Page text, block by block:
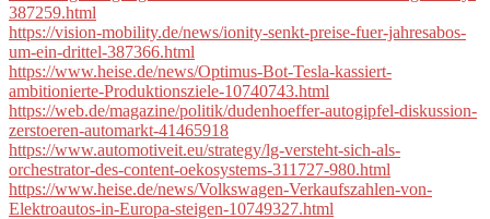
387259.html
https://vision-mobility.de/news/ionity-senkt-preise-fuer-jahresabos-
um-ein-drittel-387366.html
https://www.heise.de/news/Optimus-Bot-Tesla-kassiert-
ambitionierte-Produktionsziele-10740743.html
https://web.de/magazine/politik/dudenhoeffer-autogipfel-diskussion-
zerstoeren-automarkt-41465918
https://www.automotiveit.eu/strategy/lg-versteht-sich-als-
orchestrator-des-content-oekosystems-311727-980.html
https://www.heise.de/news/Volkswagen-Verkaufszahlen-von-
Elektroautos-in-Europa-steigen-10749327.html